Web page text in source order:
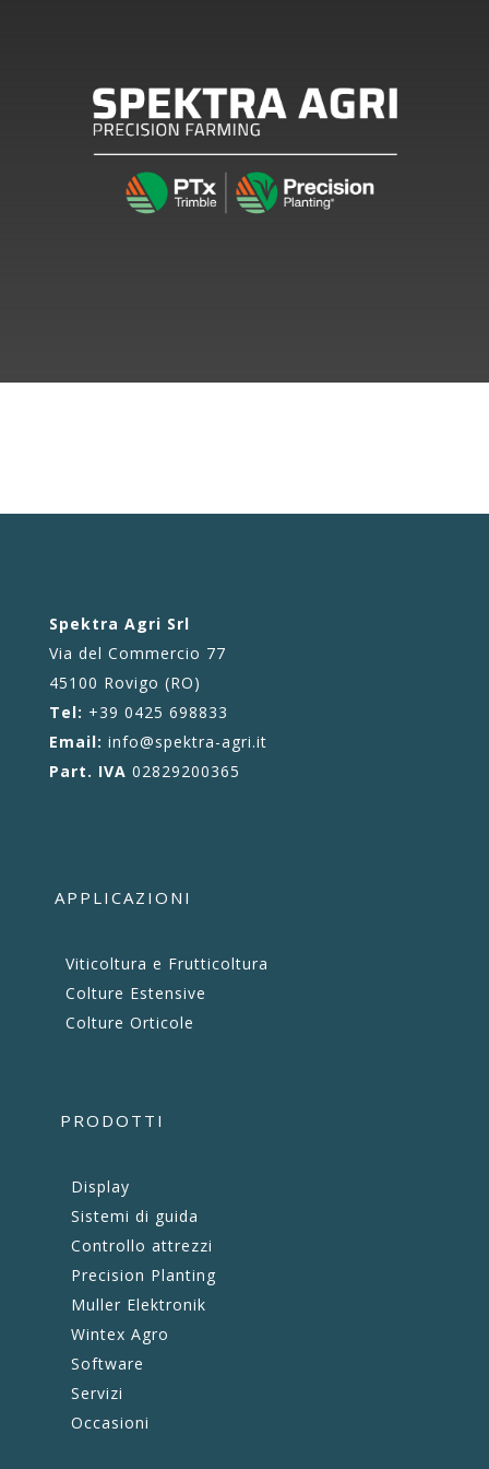
Spektra Agri Srl
Via del Commercio 77
45100 Rovigo (RO)
Tel: +39 0425 698833
Email: info@spektra-agri.it
Part. IVA 02829200365
APPLICAZIONI
Viticoltura e Frutticoltura
Colture Estensive
Colture Orticole
PRODOTTI
Display
Sistemi di guida
Controllo attrezzi
Precision Planting
Muller Elektronik
Wintex Agro
Software
Servizi
Occasioni